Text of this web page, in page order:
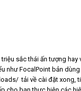
sắc thái ấn tượng hay
như FocalPoint bản
tải về cài đặt xong,